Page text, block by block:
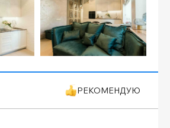
РЕКОМЕНДУЮ